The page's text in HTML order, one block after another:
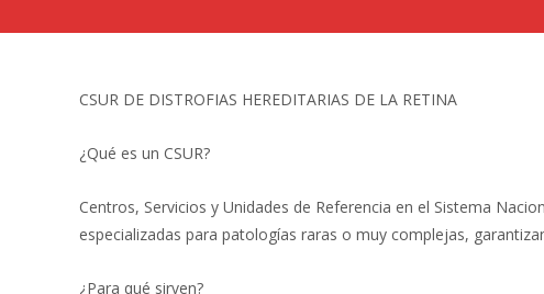
CSUR DE DISTROFIAS HEREDITARIAS DE LA RETINA
¿Qué es un CSUR?
Centros, Servicios y Unidades de Referencia en el Sistema
especializadas para patologías raras o muy complejas,
¿Para qué sirven?